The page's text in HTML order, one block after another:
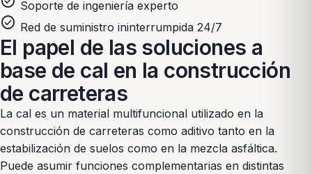
Soporte de ingeniería experto
check_circle Red de suministro ininterrumpida 24/7
El papel de las soluciones a
base de cal en la construcción
de carreteras
La cal es un material multifuncional utilizado en la
construcción de carreteras como aditivo tanto en la
estabilización de suelos como en la mezcla asfáltica.
Puede asumir funciones complementarias en distintas